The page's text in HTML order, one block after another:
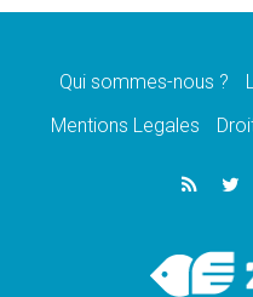
07.08.2026
07.08.2026
de
«La paix
le cardinal
En
une
Qui sommes-nous ?
Mentions Legales